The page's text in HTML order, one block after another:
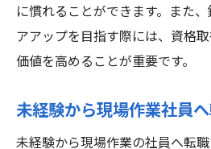
に慣れることができます。また
アアップを目指す際には、資格
価値を高めることが重要です。
未経験から現場作業社員
未経験から現場作業の社員へ転